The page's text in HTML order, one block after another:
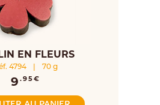
EN FLEURS
4794 70 g
9 .95€